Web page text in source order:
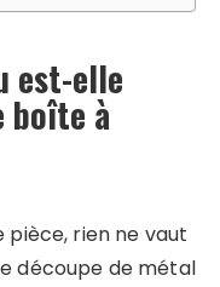
est-elle
boîte à
pièce, rien ne vaut
découpe de métal